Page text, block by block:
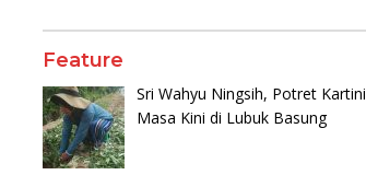
Feature
Sri Wahyu Ningsih, Potret Kartini
Masa Kini di Lubuk Basung